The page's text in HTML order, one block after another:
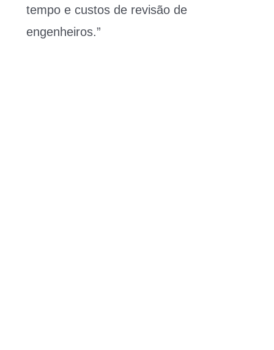
tempo e custos de revisão de
engenheiros.”